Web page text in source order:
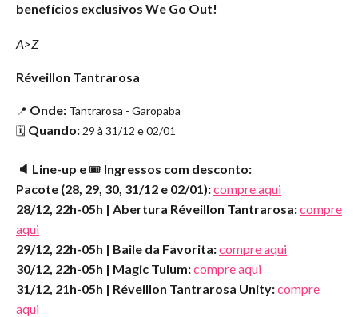
benefícios exclusivos We Go Out!
A>Z
Réveillon Tantrarosa
📍 Onde: Tantrarosa - Garopaba
🗓️ Quando: 29 à 31/12 e 02/01
🔈 Line-up e🎟 Ingressos com desconto:
Pacote (28, 29, 30, 31/12 e 02/01):compre aqui
28/12, 22h-05h | Abertura Réveillon Tantrarosa:compre
aqui
29/12, 22h-05h | Baile da Favorita:compre aqui
30/12, 22h-05h | Magic Tulum:compre aqui
31/12, 21h-05h | Réveillon Tantrarosa Unity:compre
aqui